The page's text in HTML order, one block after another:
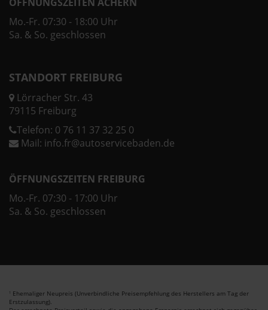
Mo.-Fr. 07:30 - 18:00 Uhr
Sa. & So. geschlossen
STANDORT FREIBURG
Lörracher Str. 43
79115 Freiburg
Telefon: 0 76 11 37 32 25 0
Mail: info.fr@autoservicebaden.de
ÖFFNUNGSZEITEN FREIBURG
Mo.-Fr. 07:30 - 17:00 Uhr
Sa. & So. geschlossen
1 Ehemaliger Neupreis (Unverbindliche Preisempfehlung des Herstellers am Tag der
Erstzulassung).